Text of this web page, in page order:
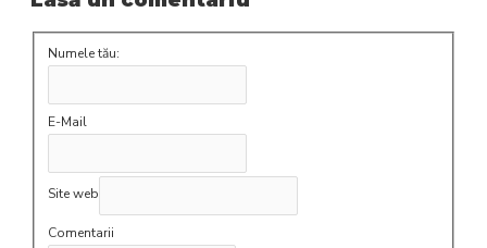
Numele tău:
E-Mail
Site web
Comentarii